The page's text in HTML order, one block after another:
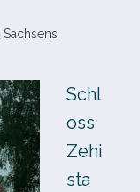
Sachsens
Schl
oss
Zehi
sta